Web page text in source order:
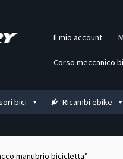
Il mio account
Corso meccanico
bici Ricambi ebike
manubrio bicicletta”